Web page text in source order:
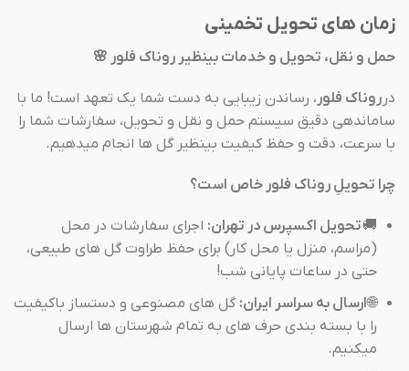
زمان های تحویل تخمینی
حمل و نقل، تحویل و خدمات بینظیر روناک فلور 🌸
در روناک فلور ، رساندن زیبایی به دست شما یک تعهد است! ما با
ساماندهی دقیق سیستم حمل و نقل و تحویل، سفارشات شما را
با سرعت، دقت و حفظ کیفیت بینظیر گل ها انجام میدهیم.
چرا تحویلِ روناک فلور خاص است؟
🚚تحویل اکسپرس در تهران: اجرای سفارشات در محل
(مراسم، منزل یا محل کار) برای حفظ طراوت گل های طبیعی،
حتی در ساعات پایانی شب!
🌐ارسال به سراسر ایران: گل های مصنوعی و دستساز باکیفیت
را با بسته بندی حرف های به تمام شهرستان ها ارسال
میکنیم.